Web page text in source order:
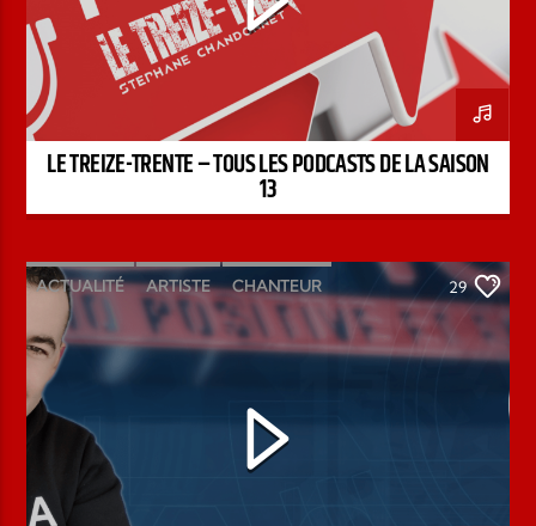
LE TREIZE-TRENTE – TOUS LES PODCASTS DE LA SAISON
13
ACTUALITÉ ARTISTE CHANTEUR
ÉMISSION INTERVIEW KENZO DAVID
PAROLE DE FOI PAROLE DE VIE
PODCAST
29